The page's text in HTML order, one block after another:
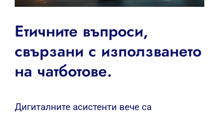
Етичните въпроси,
свързани с използването
на чатботове.
Дигиталните асистенти вече са